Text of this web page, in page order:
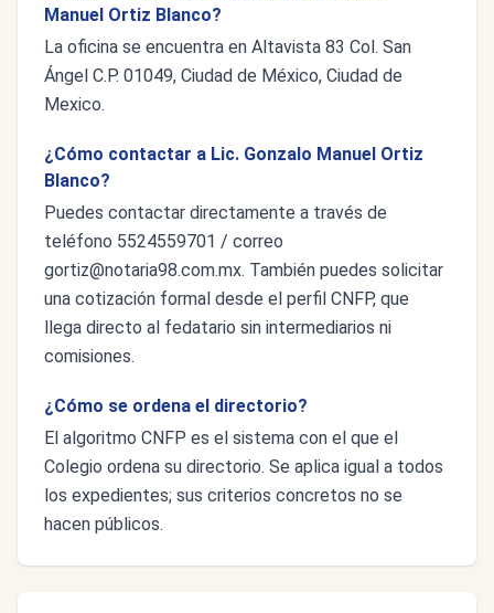
Manuel Ortiz Blanco?
La oficina se encuentra en Altavista 83 Col. San
Ángel C.P. 01049, Ciudad de México, Ciudad de
Mexico.
¿Cómo contactar a Lic. Gonzalo Manuel Ortiz
Blanco?
Puedes contactar directamente a través de
teléfono 5524559701 / correo
gortiz@notaria98.com.mx. También puedes solicitar
una cotización formal desde el perfil CNFP, que
llega directo al fedatario sin intermediarios ni
comisiones.
¿Cómo se ordena el directorio?
El algoritmo CNFP es el sistema con el que el
Colegio ordena su directorio. Se aplica igual a todos
los expedientes; sus criterios concretos no se
hacen públicos.